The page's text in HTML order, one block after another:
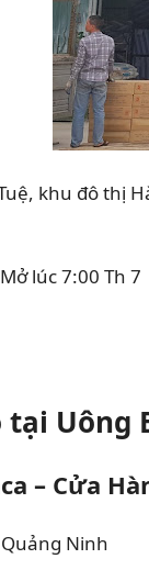
khu đô thị
lúc 7:00 Th 7
tại Uông
– Cửa
Ninh